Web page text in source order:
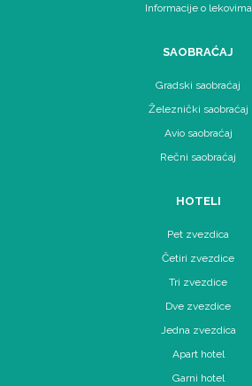
Informacije o lekovima
SAOBRAĆAJ
Gradski saobraćaj
Železnički saobraćaj
Avio saobraćaj
Rečni saobraćaj
HOTELI
Pet zvezdica
Četiri zvezdice
Tri zvezdice
Dve zvezdice
Jedna zvezdica
Apart hotel
Garni hotel